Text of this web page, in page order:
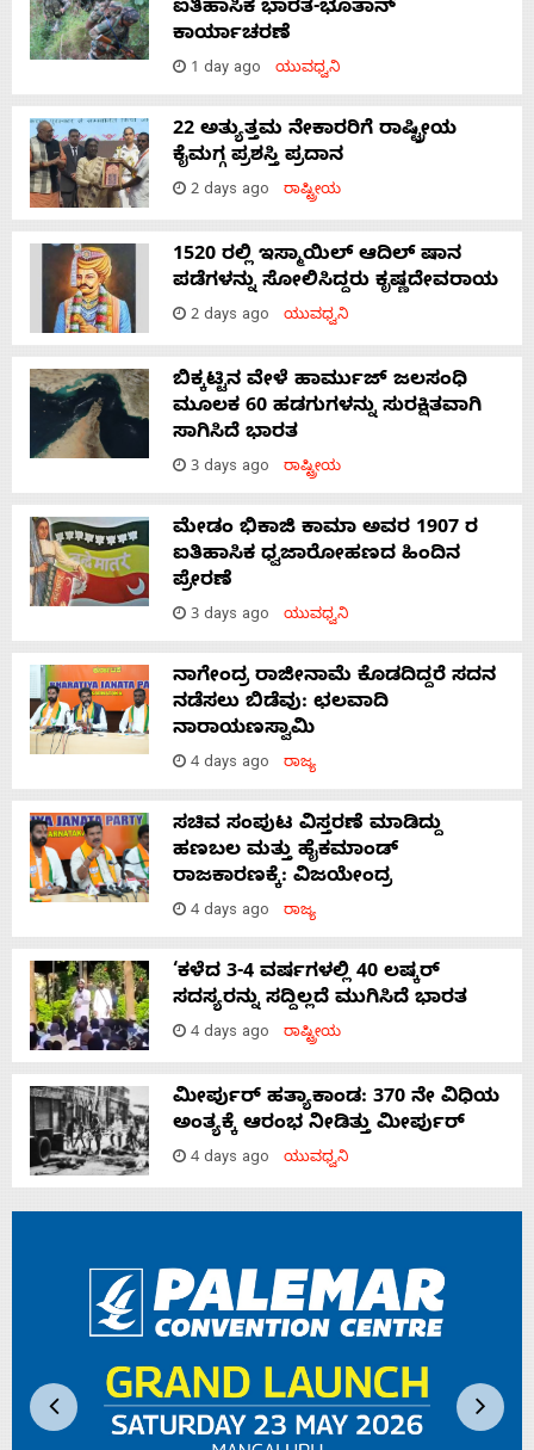
ಐತಿಹಾಸಿಕ ಭಾರತ-ಭೂತಾನ್
ಕಾರ್ಯಾಚರಣೆ
1 day ago ಯುವಧ್ವನಿ
22 ಅತ್ಯುತ್ತಮ ನೇಕಾರರಿಗೆ ರಾಷ್ಟ್ರೀಯ
ಕೈಮಗ್ಗ ಪ್ರಶಸ್ತಿ ಪ್ರದಾನ
2 days ago ರಾಷ್ಟ್ರೀಯ
1520 ರಲ್ಲಿ ಇಸ್ಮಾಯಿಲ್ ಆದಿಲ್ ಷಾನ
ಪಡೆಗಳನ್ನು ಸೋಲಿಸಿದ್ದರು ಕೃಷ್ಣದೇವರಾಯ
2 days ago ಯುವಧ್ವನಿ
ಬಿಕ್ಕಟ್ಟಿನ ವೇಳೆ ಹಾರ್ಮುಜ್ ಜಲಸಂಧಿ
ಮೂಲಕ 60 ಹಡಗುಗಳನ್ನು ಸುರಕ್ಷಿತವಾಗಿ
ಸಾಗಿಸಿದೆ ಭಾರತ
3 days ago ರಾಷ್ಟ್ರೀಯ
ಮೇಡಂ ಭಿಕಾಜಿ ಕಾಮಾ ಅವರ 1907 ರ
ಐತಿಹಾಸಿಕ ಧ್ವಜಾರೋಹಣದ ಹಿಂದಿನ
ಪ್ರೇರಣೆ
3 days ago ಯುವಧ್ವನಿ
ನಾಗೇಂದ್ರ ರಾಜೀನಾಮೆ ಕೊಡದಿದ್ದರೆ ಸದನ
ನಡೆಸಲು ಬಿಡೆವು: ಛಲವಾದಿ
ನಾರಾಯಣಸ್ವಾಮಿ
4 days ago ರಾಜ್ಯ
ಸಚಿವ ಸಂಪುಟ ವಿಸ್ತರಣೆ ಮಾಡಿದ್ದು
ಹಣಬಲ ಮತ್ತು ಹೈಕಮಾಂಡ್
ರಾಜಕಾರಣಕ್ಕೆ: ವಿಜಯೇಂದ್ರ
4 days ago ರಾಜ್ಯ
‘ಕಳೆದ 3-4 ವರ್ಷಗಳಲ್ಲಿ 40 ಲಷ್ಕರ್
ಸದಸ್ಯರನ್ನು ಸದ್ದಿಲ್ಲದೆ ಮುಗಿಸಿದೆ ಭಾರತ
4 days ago ರಾಷ್ಟ್ರೀಯ
ಮೀರ್ಪುರ್ ಹತ್ಯಾಕಾಂಡ: 370 ನೇ ವಿಧಿಯ
ಅಂತ್ಯಕ್ಕೆ ಆರಂಭ ನೀಡಿತ್ತು ಮೀರ್ಪುರ್
4 days ago ಯುವಧ್ವನಿ